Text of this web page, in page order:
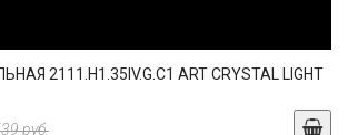
2111.H1.35IV.G.C1 ART CRYSTAL LIGHT
руб.